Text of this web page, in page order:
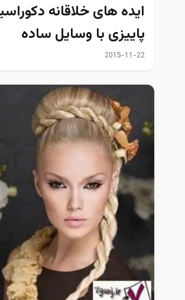
ایده های خلاقانه
پاییزی با وسایل ساده
2015-11-22